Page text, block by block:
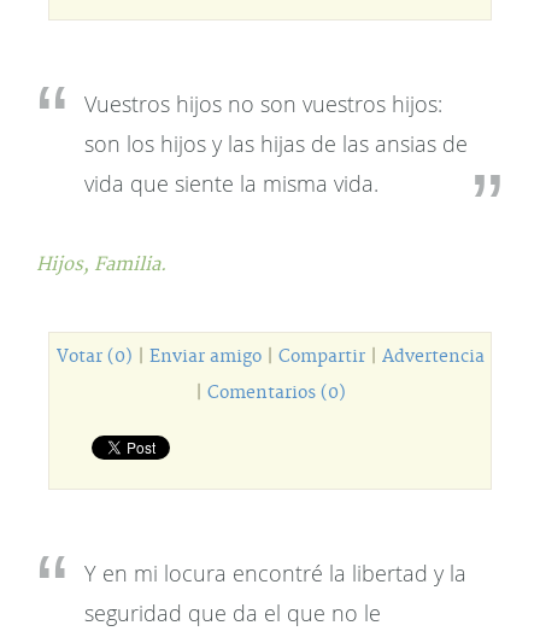
Vuestros hijos no son vuestros hijos:
son los hijos y las hijas de las ansias de
vida que siente la misma vida.
Hijos, Familia.
Votar (0) Enviar amigo| Compartir| Advertencia
Comentarios (0)
Y en mi locura encontré la libertad y la
seguridad que da el que no le